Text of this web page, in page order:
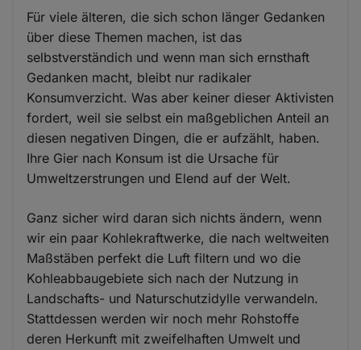
Für viele älteren, die sich schon länger Gedanken
über diese Themen machen, ist das
selbstverständich und wenn man sich ernsthaft
Gedanken macht, bleibt nur radikaler
Konsumverzicht. Was aber keiner dieser Aktivisten
fordert, weil sie selbst ein maßgeblichen Anteil an
diesen negativen Dingen, die er aufzählt, haben.
Ihre Gier nach Konsum ist die Ursache für
Umweltzerstrungen und Elend auf der Welt.
Ganz sicher wird daran sich nichts ändern, wenn
wir ein paar Kohlekraftwerke, die nach weltweiten
Maßstäben perfekt die Luft filtern und wo die
Kohleabbaugebiete sich nach der Nutzung in
Landschafts- und Naturschutzidylle verwandeln.
Stattdessen werden wir noch mehr Rohstoffe
deren Herkunft mit zweifelhaften Umwelt und